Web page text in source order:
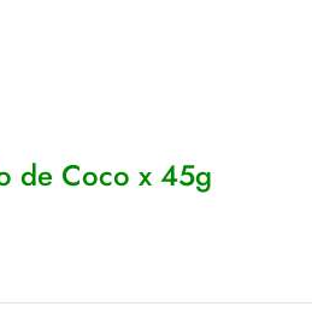
de Coco x 45g